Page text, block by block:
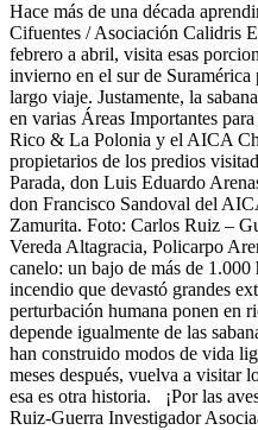
Hace más de una década
Cifuentes / Asociación Calidris
febrero a abril, visita esas
invierno en el sur de Suramérica
largo viaje. Justamente, la
en varias Áreas Importantes
Rico & La Polonia y el AICA
propietarios de los predios
Parada, don Luis Eduardo
don Francisco Sandoval del
Zamurita. Foto: Carlos Ruiz –
Vereda Altagracia, Policarpo
canelo: un bajo de más de
incendio que devastó grandes
perturbación humana ponen en
depende igualmente de las
han construido modos de vida
meses después, vuelva a visitar
esa es otra historia. ¡Por las
Ruiz-Guerra Investigador